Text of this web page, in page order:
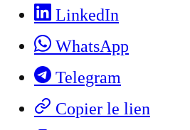
LinkedIn
WhatsApp
Telegram
Copier le lien